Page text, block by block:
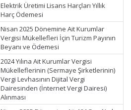
Elektrik Üretimi Lisans Harçları Yıllık
Harç Ödemesi
Nisan 2025 Dönemine Ait Kurumlar
Vergisi Mükellefleri İçin Turizm Payının
Beyanı ve Ödemesi
2024 Yılına Ait Kurumlar Vergisi
Mükelleflerinin (Sermaye Şirketlerinin)
Vergi Levhasının Dijital Vergi
Dairesinden (İnternet Vergi Dairesi)
Alınması